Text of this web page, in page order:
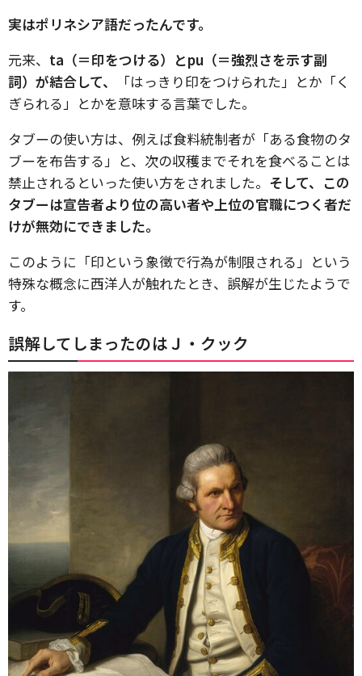
実はポリネシア語だったんです。
元来、 ta（＝印をつける）とpu（＝強烈さを示す副
詞）が結合して、
「はっきり印をつけられた」とか「く
ぎられる」とかを意味する言葉でした。
タブーの使い方は、例えば食料統制者が「ある食物のタ
ブーを布告する」と、次の収穫までそれを食べることは
禁止されるといった使い方をされました。 そして、この
タブーは宣告者より位の高い者や上位の官職につく者だ
けが無効にできました。
このように「印という象徴で行為が制限される」という
特殊な概念に西洋人が触れたとき、誤解が生じたようで
す。
誤解してしまったのはＪ・クック